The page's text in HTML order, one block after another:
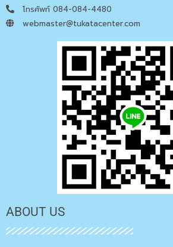
โทรศัพท์ 084-084-4480
webmaster@tukatacenter.com
ABOUT US